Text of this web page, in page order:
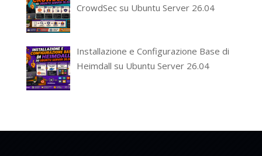
CrowdSec su Ubuntu Server 26.04
Installazione e Configurazione Base di
Heimdall su Ubuntu Server 26.04